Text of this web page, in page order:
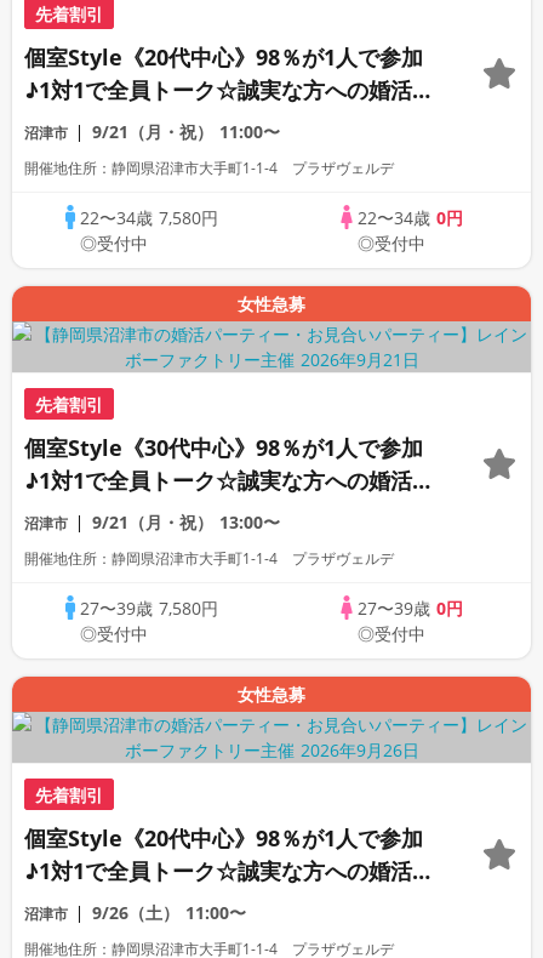
先着割引
個室Style《20代中心》98％が1人で参加
♪1対1で全員トーク☆誠実な方への婚活パ
ーティー
沼津市 9/21（月・祝） 11:00〜
開催地住所：静岡県沼津市大手町1-1-4 プラザヴェルデ
22〜34歳 7,580円
◎受付中
22〜34歳 0円
◎受付中
女性急募
先着割引
個室Style《30代中心》98％が1人で参加
♪1対1で全員トーク☆誠実な方への婚活パ
ーティー
沼津市 9/21（月・祝） 13:00〜
開催地住所：静岡県沼津市大手町1-1-4 プラザヴェルデ
27〜39歳 7,580円
◎受付中
27〜39歳 0円
◎受付中
女性急募
先着割引
個室Style《20代中心》98％が1人で参加
♪1対1で全員トーク☆誠実な方への婚活パ
ーティー
沼津市 9/26（土） 11:00〜
開催地住所：静岡県沼津市大手町1-1-4 プラザヴェルデ